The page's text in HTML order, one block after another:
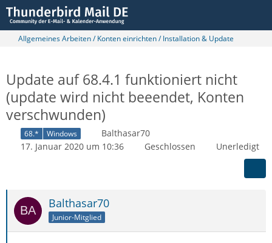
Allgemeines Arbeiten / Konten einrichten / Installation & Update
Update auf 68.4.1 funktioniert nicht
(update wird nicht beeendet, Konten
verschwunden)
68.* Windows
Balthasar70
17. Januar 2020 um 10:36
Geschlossen Unerledigt
Balthasar70
Junior-Mitglied